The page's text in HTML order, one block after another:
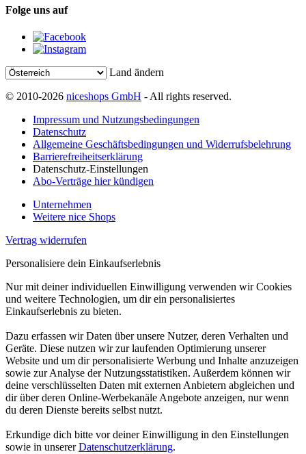
Folge uns auf
Land ändern
© 2010-2026 niceshops GmbH - All rights reserved.
Impressum und Nutzungsbedingungen
Datenschutz
Allgemeine Geschäftsbedingungen und Widerrufsbelehrung
Barrierefreiheitserklärung
Datenschutz-Einstellungen
Abo-Verträge hier kündigen
Unternehmen
Weitere nice Shops
Vertrag widerrufen
Personalisiere dein Einkaufserlebnis
Nur mit deiner individuellen Einwilligung verwenden wir Cookies
und weitere Technologien, um dir ein personalisiertes
Einkaufserlebnis zu bieten.
Dazu erfassen wir Daten über unsere Nutzer, deren Verhalten und
Geräte. Diese nutzen wir zur laufenden Optimierung unserer
Website und um dir personalisierte Werbung und Inhalte anzuzeigen
sowie zur Analyse der Nutzungsstatistiken. Außerdem können wir
deine verschlüsselten Daten mit externen Anbietern abgleichen und
dir über deren Online-Werbekanäle Angebote anzeigen, nur wenn
du deren Dienste bereits selbst nutzt.
Erkundige dich bitte vor deiner Einwilligung in den Einstellungen
sowie in unsererDatenschutzerklärung.